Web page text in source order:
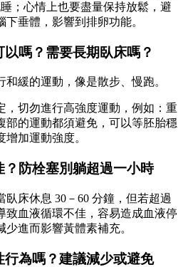
；心情上也要盡量保持放鬆，避
垂體，影響到排卵功能。
嗎？需要長期臥床嗎？
緩的運動，像是散步、慢跑。
，切勿進行高強度運動，例如：重
部的運動都須避免，可以等胚胎穩
加運動強度。
防栓塞別躺超過一小時
臥床休息 30－60 分鐘，但若超過
致血液循環不佳，容易造成血液停
進而影響黃體素補充。
為嗎？建議減少或避免